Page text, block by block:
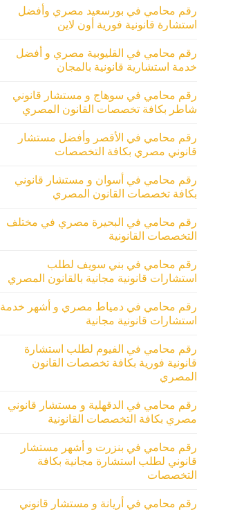
رقم محامي في بورسعيد مصري وأفضل
استشارة قانونية فورية أون لاين
رقم محامي في القليوبية مصري و أفضل
خدمة استشارية قانونية بالمجان
رقم محامي في سوهاج و مستشار قانوني
شاطر بكافة تخصصات القانون المصري
رقم محامي في الأقصر وأفضل مستشار
قانوني مصري بكافة التخصصات
رقم محامي في أسوان و مستشار قانوني
بكافة تخصصات القانون المصري
رقم محامي في البحيرة مصري في مختلف
التخصصات القانونية
رقم محامي في بني سويف لطلب
استشارات قانونية مجانية بالقانون المصري
رقم محامي في دمياط مصري و أشهر خدمة
استشارات قانونية مجانية
رقم محامي في الفيوم لطلب استشارة
قانونية فورية بكافة تخصصات القانون
المصري
رقم محامي في الدقهلية و مستشار قانوني
مصري بكافة التخصصات القانونية
رقم محامي في بنزرت و أشهر مستشار
قانوني لطلب استشارة مجانية بكافة
التخصصات
رقم محامي في أريانة و مستشار قانوني